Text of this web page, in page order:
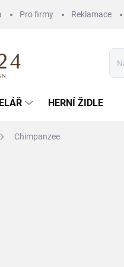
Pro firmy Reklamace
HERNÍ ŽIDLE
Chimpanzee